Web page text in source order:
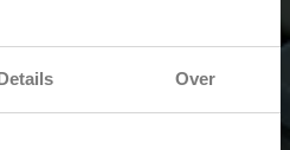
Over
Min: €0 Max: €15